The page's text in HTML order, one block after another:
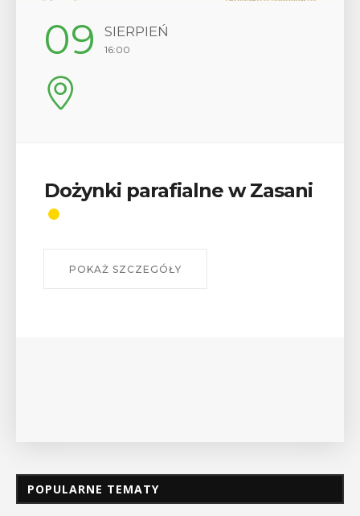
12 SIERPIEŃ
17:00
Wykład „Jak zdobyć
odznaki na myślenickich
W środę 12 sierpnia o godz. 17 w Miejskiej
POPULARNE TEMATY